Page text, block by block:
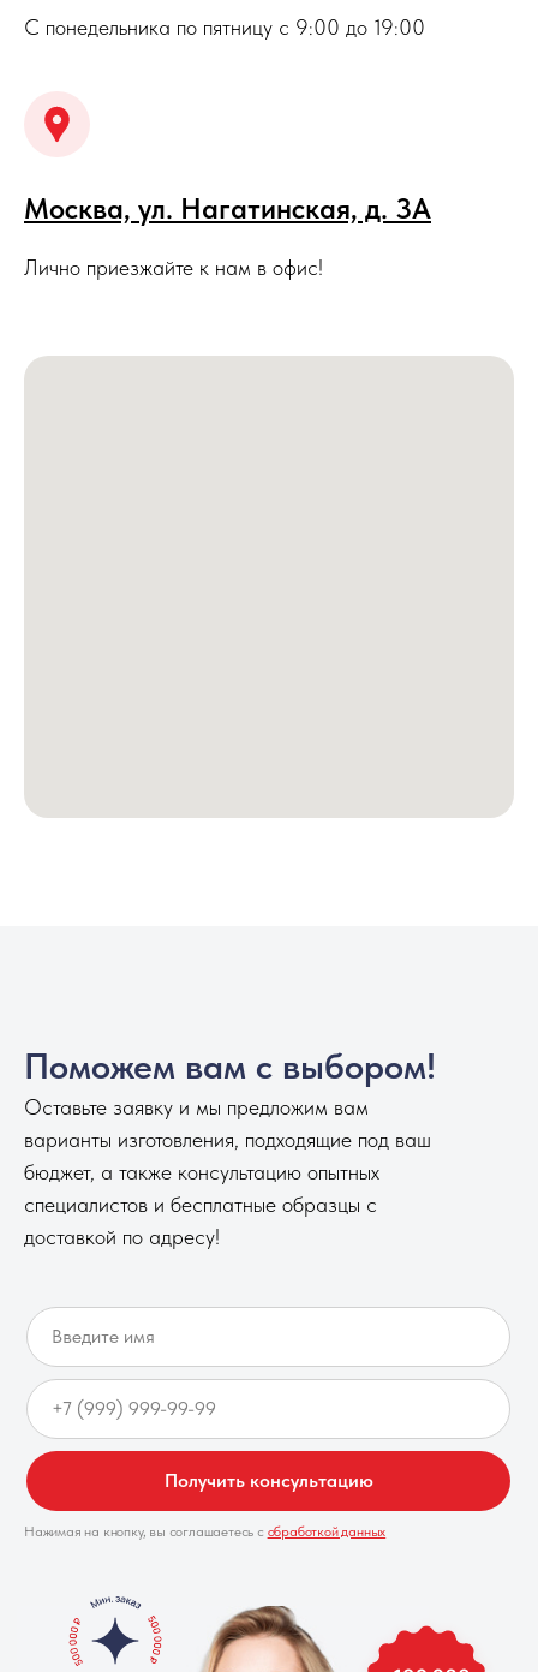
С понедельника по пятницу с 9:00 до 19:00
Москва, ул. Нагатинская, д. 3A
Лично приезжайте к нам в офис!
Поможем вам с выбором!
Оставьте заявку и мы предложим вам
варианты изготовления, подходящие под ваш
бюджет, а также консультацию опытных
специалистов и бесплатные образцы с
доставкой по адресу!
Получить консультацию
Нажимая на кнопку, вы соглашаетесь с обработкой данных